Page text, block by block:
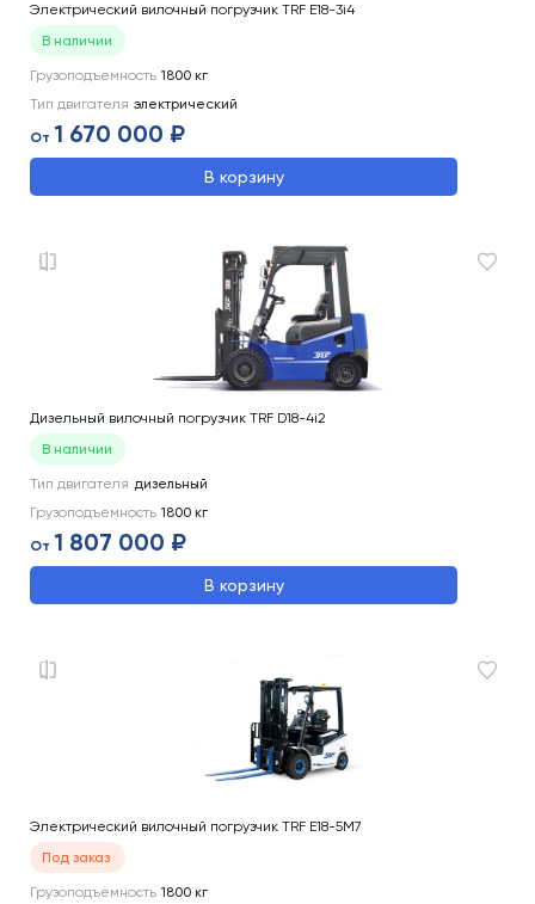
Электрический вилочный погрузчик TRF E18-3i4
В наличии
Грузоподъемность 1800 кг
Тип двигателя электрический
От 1 670 000 ₽
В корзину
Дизельный вилочный погрузчик TRF D18-4i2
В наличии
Тип двигателя дизельный
Грузоподъемность 1800 кг
От 1 807 000 ₽
В корзину
Электрический вилочный погрузчик TRF E18-5M7
Под заказ
Грузоподъемность 1800 кг